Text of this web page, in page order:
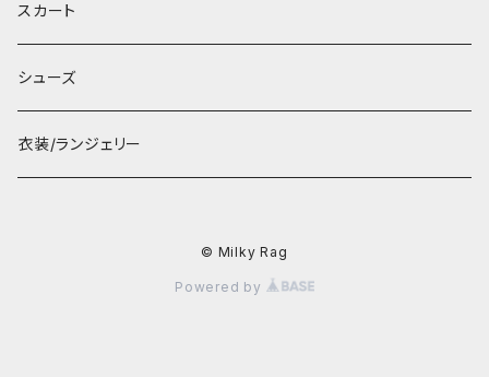
スカート
シューズ
衣装/ランジェリー
© Milky Rag
Powered by